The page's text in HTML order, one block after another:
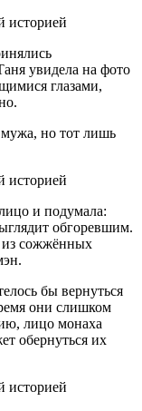
увидела на фото
глазами,
мужа, но тот лишь
и подумала:
обгоревшим.
из сожжённых
бы вернуться
они слишком
лицо монаха
обернуться их